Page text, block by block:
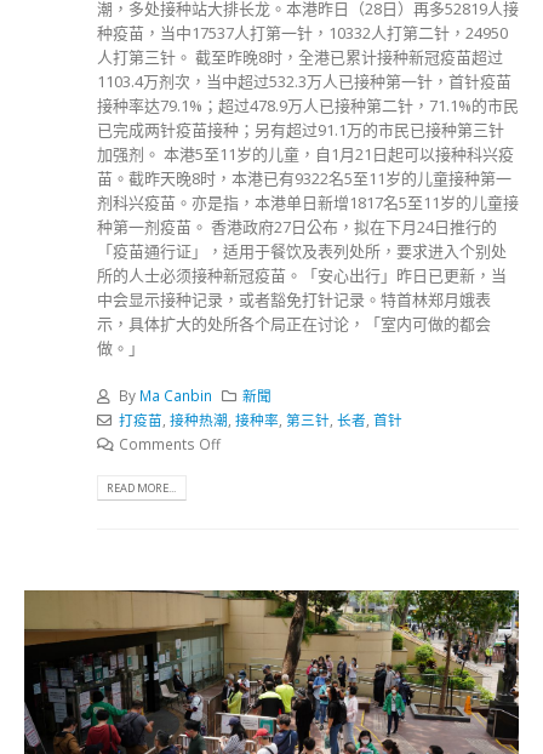
潮，多处接种站大排长龙。本港昨日（28日）再多52819人接
种疫苗，当中17537人打第一针，10332人打第二针，24950
人打第三针。 截至昨晚8时，全港已累计接种新冠疫苗超过
1103.4万剂次，当中超过532.3万人已接种第一针，首针疫苗
接种率达79.1%；超过478.9万人已接种第二针，71.1%的市民
已完成两针疫苗接种；另有超过91.1万的市民已接种第三针
加强剂。 本港5至11岁的儿童，自1月21日起可以接种科兴疫
苗。截昨天晚8时，本港已有9322名5至11岁的儿童接种第一
剂科兴疫苗。亦是指，本港单日新增1817名5至11岁的儿童接
种第一剂疫苗。 香港政府27日公布，拟在下月24日推行的
「疫苗通行证」，适用于餐饮及表列处所，要求进入个别处
所的人士必须接种新冠疫苗。「安心出行」昨日已更新，当
中会显示接种记录，或者豁免打针记录。特首林郑月娥表
示，具体扩大的处所各个局正在讨论，「室内可做的都会
做。」
By Ma Canbin
新聞
打疫苗 接种热潮 接种率 第三针, 长者 首针
Comments Off
READ MORE...